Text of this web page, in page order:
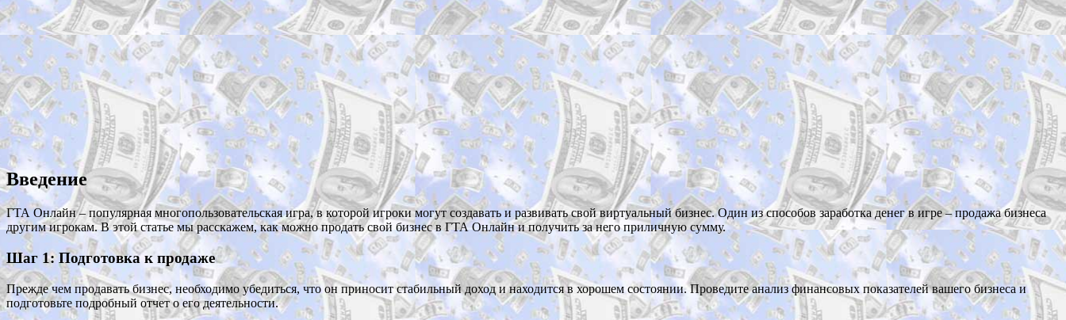
Введение
ГТА Онлайн – популярная многопользовательская игра, в которой игроки могут создавать и развивать свой виртуальный бизнес. Один из способов заработка денег в игре – продажа бизнеса
другим игрокам. В этой статье мы расскажем, как можно продать свой бизнес в ГТА Онлайн и получить за него приличную сумму.
Шаг 1: Подготовка к продаже
Прежде чем продавать бизнес, необходимо убедиться, что он приносит стабильный доход и находится в хорошем состоянии. Проведите анализ финансовых показателей вашего бизнеса и
подготовьте подробный отчет о его деятельности.